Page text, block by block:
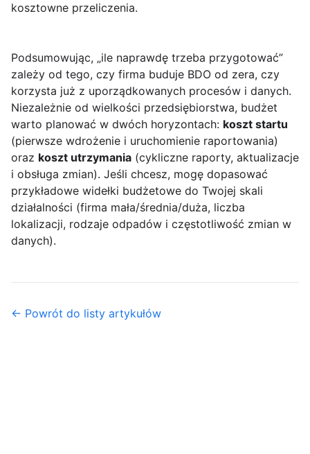
kosztowne przeliczenia.
Podsumowując, „ile naprawdę trzeba przygotować”
zależy od tego, czy firma buduje BDO od zera, czy
korzysta już z uporządkowanych procesów i danych.
Niezależnie od wielkości przedsiębiorstwa, budżet
warto planować w dwóch horyzontach: koszt startu
(pierwsze wdrożenie i uruchomienie raportowania)
oraz koszt utrzymania (cykliczne raporty, aktualizacje
i obsługa zmian). Jeśli chcesz, mogę dopasować
przykładowe widełki budżetowe do Twojej skali
działalności (firma mała/średnia/duża, liczba
lokalizacji, rodzaje odpadów i częstotliwość zmian w
danych).
← Powrót do listy artykułów